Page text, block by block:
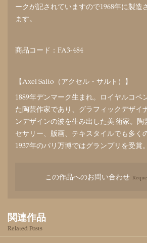
ークが記されていますので1968年に製造
ます。
商品コード：FA3-484
【Axel Salto（アクセル・サルト）】
1889年デンマーク生まれ。ロイヤルコペ
た陶芸作家であり、グラフィックデザイ
ンデザインの波を生み出した美 術家。陶
セサリー、版画、テキスタイルでも多く
1937年のパリ万博ではグランプリを受賞
この作品へのお問い合わせ
関連作品
Related Posts